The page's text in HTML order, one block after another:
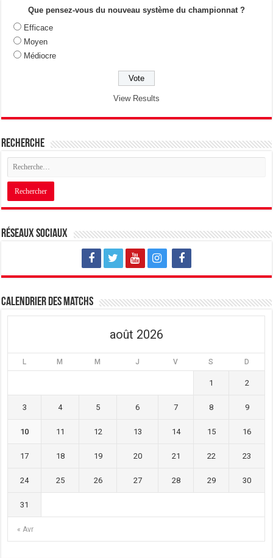
Que pensez-vous du nouveau système du championnat ?
Efficace
Moyen
Médiocre
View Results
Recherche
Réseaux sociaux
Calendrier des matchs
août 2026
L M M J V S D
« Avr
1 2
3 4 5 6 7 8 9
10 11 12 13 14 15 16
17 18 19 20 21 22 23
24 25 26 27 28 29 30
31